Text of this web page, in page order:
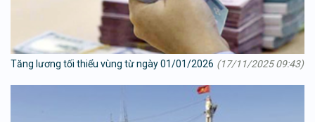
Tăng lương tối thiểu vùng từ ngày 01/01/2026 (17/11/2025 09:43)